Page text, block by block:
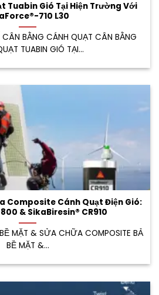
Tuabin Gió Tại Hiện Trường Với
710 L30
BẰNG CÁNH QUẠT CÂN BẰNG
TUABIN GIÓ TẠI...
Composite Cánh Quạt Điện Gió:
& SikaBiresin® CR910
MẶT & SỬA CHỮA COMPOSITE BẢ
BỀ MẶT &...